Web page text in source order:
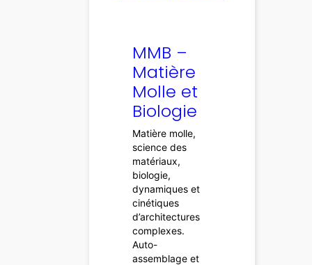
MMB –
Matière
Molle et
Biologie
Matière molle,
science des
matériaux,
biologie,
dynamiques et
cinétiques
d’architectures
complexes.
Auto-
assemblage et